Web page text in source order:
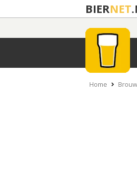
BIERNET
Home